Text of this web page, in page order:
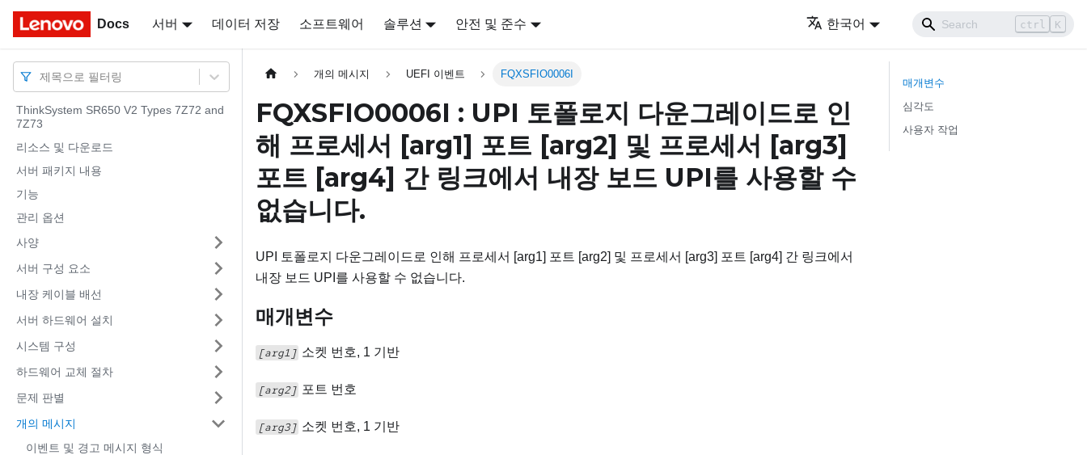
Docs 서버 데이터 저장 소프트웨어 솔루션 안전 및 준수 한국어 ctrl K
Docs
제목으로 필터링
ThinkSystem SR650 V2 Types 7Z72 and
7Z73
리소스 및 다운로드
서버 패키지 내용
기능
관리 옵션
사양
서버 구성 요소
내장 케이블 배선
서버 하드웨어 설치
시스템 구성
하드웨어 교체 절차
문제 판별
개의 메시지
이벤트 및 경고 메시지 형식
개의 메시지 UEFI 이벤트 FQXSFIO0006I
FQXSFIO0006I : UPI 토폴로지 다운그레이드로 인
해 프로세서 [arg1] 포트 [arg2] 및 프로세서 [arg3]
포트 [arg4] 간 링크에서 내장 보드 UPI를 사용할 수
없습니다.
UPI 토폴로지 다운그레이드로 인해 프로세서 [arg1] 포트 [arg2] 및 프로세서 [arg3] 포트 [arg4] 간 링크에서
내장 보드 UPI를 사용할 수 없습니다.
매개변수
[arg1] 소켓 번호, 1 기반
[arg2] 포트 번호
[arg3] 소켓 번호, 1 기반
매개변수
심각도
사용자 작업